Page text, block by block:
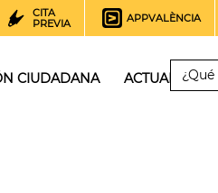
CITA
PREVIA
APPVALÈNCIA
CIUDADANA ACTUALIDAD